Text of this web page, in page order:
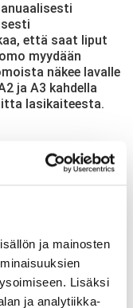
ja mainosten
Lisäksi
ja analytiikka-
että saat liput
myydään
näkee lavalle
ja A3 kahdella
lasikaiteesta.
€ (sis.
toimitus- ja
ja
yht. 63,20
toimitus- ja
€ (sis.
ja